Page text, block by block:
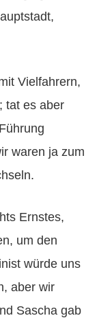
Vielfahrern,
tat es aber
waren ja zum
Ernstes,
um den
würde uns
aber wir
Sascha gab